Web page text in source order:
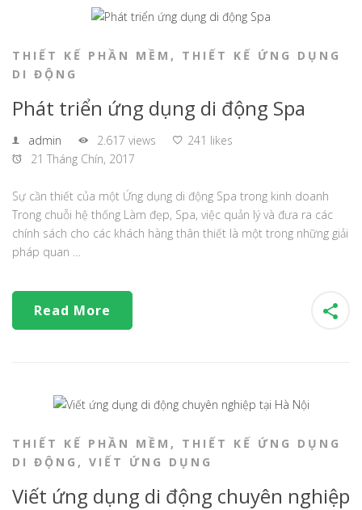
THIẾT KẾ PHẦN MỀM , THIẾT KẾ ỨNG DỤNG
DI ĐỘNG
Phát triển ứng dụng di động Spa
admin 2.617 views
241 likes
21 Tháng Chín, 2017
Sự cần thiết của một Ứng dụng di động Spa trong kinh doanh
Trong chuỗi hệ thống Làm đẹp, Spa, việc quản lý và đưa ra các
chính sách cho các khách hàng thân thiết là một trong những giải
pháp quan …
Read More
THIẾT KẾ PHẦN MỀM , THIẾT KẾ ỨNG DỤNG
DI ĐỘNG , VIẾT ỨNG DỤNG
Viết ứng dụng di động chuyên nghiệp